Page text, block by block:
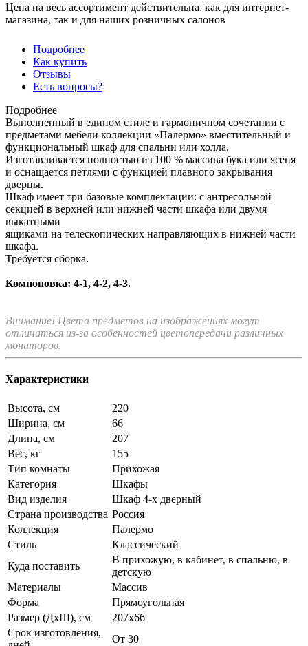
Цена на весь ассортимент действительна, как для интернет-
магазина, так и для наших розничных салонов
Подробнее
Как купить
Отзывы
Есть вопросы?
Подробнее
Выполненный в едином стиле и гармоничном сочетании с
предметами мебели коллекции «Палермо» вместительный и
функциональный шкаф для спальни или холла.
Изготавливается полностью из 100 % массива бука или ясеня
и оснащается петлями с функцией плавного закрывания
дверцы.
Шкаф имеет три базовые комплектации: c антресольной
секцией в верхней или нижней части шкафа или двумя
выкатными
ящиками на телескопических направляющих в нижней части
шкафа.
Требуется сборка.
Компоновка: 4-1, 4-2, 4-3.
Внимание! Цвета предметов на изображениях могут
отличаться из-за особенностей цветопередачи различных
мониторов.
Характеристики
Высота, см
220
Ширина, см
66
Длина, см
207
Вес, кг
155
Тип комнаты
Прихожая
Категория
Шкафы
Вид изделия
Шкаф 4-х дверный
Страна производства Россия
Коллекция
Палермо
Стиль
Классический
Куда поставить
В прихожую, в кабинет, в спальню, в
детскую
Материалы
Массив
Форма
Прямоугольная
Размер (ДхШ), см
207х66
Срок изготовления,
От 30